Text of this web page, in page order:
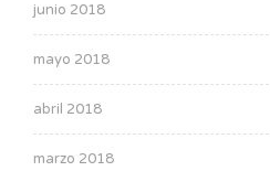
junio 2018
mayo 2018
abril 2018
marzo 2018